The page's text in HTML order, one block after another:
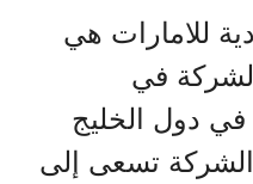
للامارات هي
في
في دول الخليج
تسعى إلى